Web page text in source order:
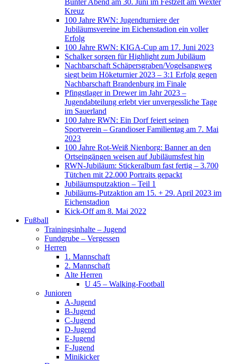
Bunter Abend am 30. Juni im Festzelt am Wexter
Kreuz
100 Jahre RWN: Jugendturniere der
Jubiläumsvereine im Eichenstadion ein voller
Erfolg
100 Jahre RWN: KIGA-Cup am 17. Juni 2023
Schalker sorgen für Highlight zum Jubiläum
Nachbarschaft Schäpersgraben/Vogelsangweg
siegt beim Höketurnier 2023 – 3:1 Erfolg gegen
Nachbarschaft Brandenburg im Finale
Pfingstlager in Drewer im Jahr 2023 –
Jugendabteilung erlebt vier unvergessliche Tage
im Sauerland
100 Jahre RWN: Ein Dorf feiert seinen
Sportverein – Grandioser Familientag am 7. Mai
2023
100 Jahre Rot-Weiß Nienborg: Banner an den
Ortseingängen weisen auf Jubiläumsfest hin
RWN-Jubiläum: Stickeralbum fast fertig – 3.700
Tütchen mit 22.000 Portraits gepackt
Jubiläumsputzaktion – Teil 1
Jubiläums-Putzaktion am 15. + 29. April 2023 im
Eichenstadion
Kick-Off am 8. Mai 2022
Fußball
Trainingsinhalte – Jugend
Fundgrube – Vergessen
Herren
1. Mannschaft
2. Mannschaft
Alte Herren
U 45 – Walking-Football
Junioren
A-Jugend
B-Jugend
C-Jugend
D-Jugend
E-Jugend
F-Jugend
Minikicker